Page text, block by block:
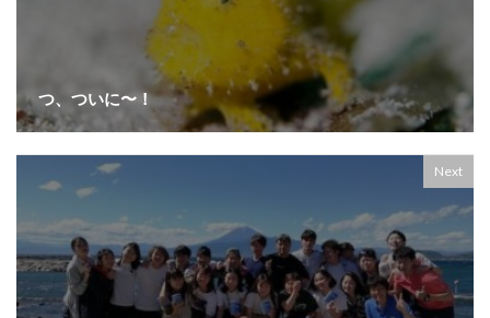
つ、ついに〜！
Next